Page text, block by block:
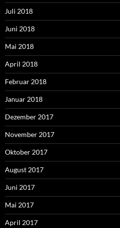
Juli 2018
Juni 2018
Mai 2018
April 2018
Februar 2018
Januar 2018
Dezember 2017
November 2017
Oktober 2017
August 2017
Juni 2017
Mai 2017
April 2017